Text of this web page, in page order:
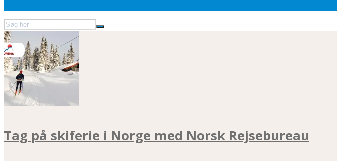
Tag på skiferie i Norge med Norsk Rejsebureau